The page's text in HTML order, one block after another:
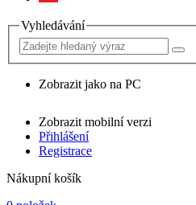
Vyhledávání
Zobrazit jako na PC
Zobrazit mobilní verzi
Přihlášení
Registrace
Nákupní košík